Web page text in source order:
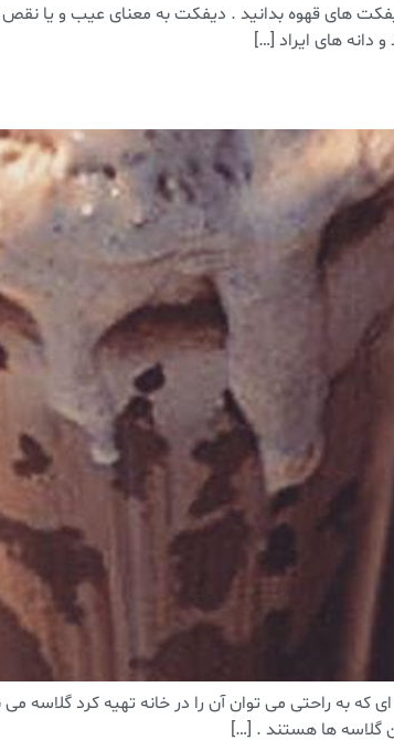
دیفکت های قهوه بدانید . دیفکت به معنای عیب و
دانه های ایراد […]
که به راحتی می توان آن را در خانه تهیه کرد گلاسه
گلاسه ها هستند . […]